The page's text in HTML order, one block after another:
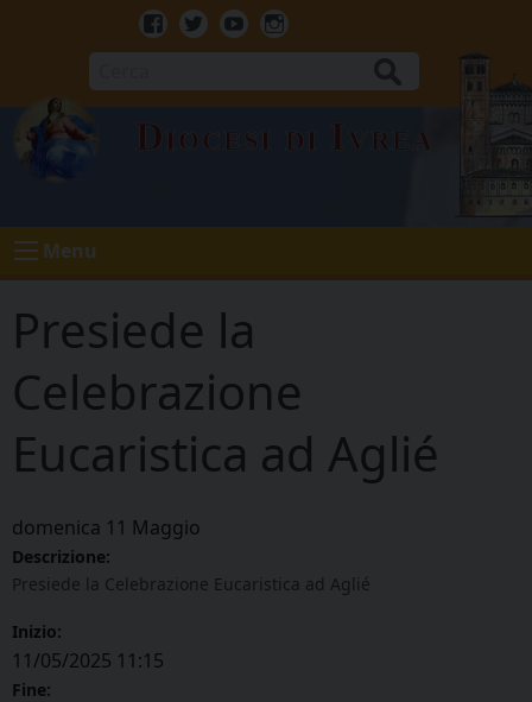
Facebook
TwitterYoutubeInstagram
Diocesi di Ivrea
Menu
Presiede la
Celebrazione
Eucaristica ad Aglié
domenica 11 Maggio
Descrizione:
Presiede la Celebrazione Eucaristica ad Aglié
Inizio:
11/05/2025 11:15
Fine: